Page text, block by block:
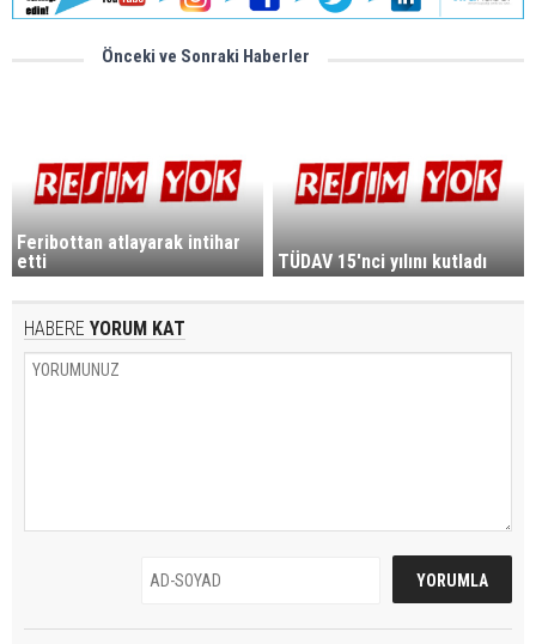
Önceki ve Sonraki Haberler
Feribottan atlayarak intihar
etti
TÜDAV 15'nci yılını kutladı
HABERE YORUM KAT